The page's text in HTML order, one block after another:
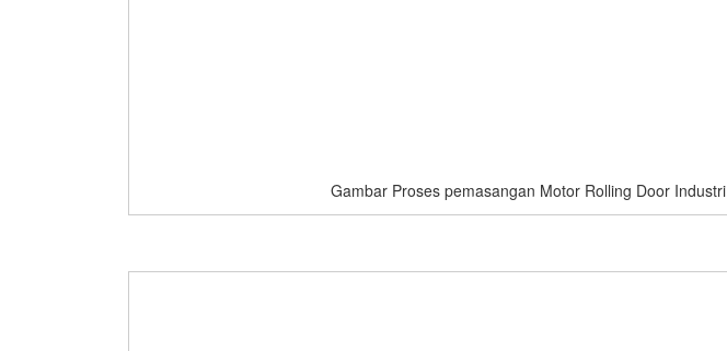
Gambar Proses pemasangan Motor Rolling Door Industri